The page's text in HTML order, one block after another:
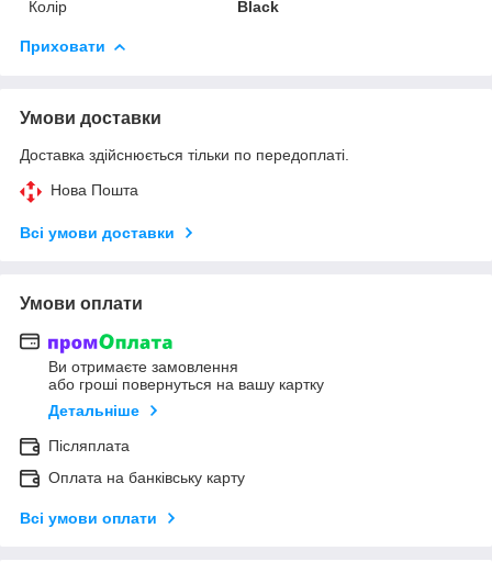
Колір
Black
Приховати
Умови доставки
Доставка здійснюється тільки по передоплаті.
Нова Пошта
Всі умови доставки
Умови оплати
Ви отримаєте замовлення
або гроші повернуться на вашу картку
Детальніше
Післяплата
Оплата на банківську карту
Всі умови оплати